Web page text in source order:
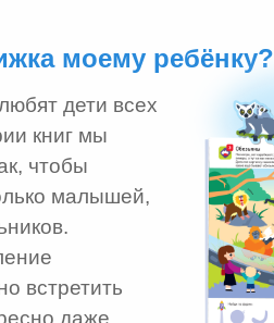
моему ребёнку?
дети всех
книг мы
чтобы
малышей,
встретить
даже